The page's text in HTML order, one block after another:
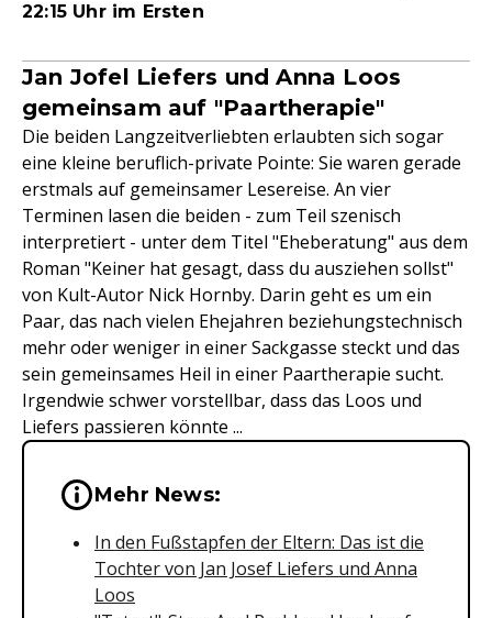
22:15 Uhr im Ersten
Jan Jofel Liefers und Anna Loos
gemeinsam auf "Paartherapie"
Die beiden Langzeitverliebten erlaubten sich sogar
eine kleine beruflich-private Pointe: Sie waren gerade
erstmals auf gemeinsamer Lesereise. An vier
Terminen lasen die beiden - zum Teil szenisch
interpretiert - unter dem Titel "Eheberatung" aus dem
Roman "Keiner hat gesagt, dass du ausziehen sollst"
von Kult-Autor Nick Hornby. Darin geht es um ein
Paar, das nach vielen Ehejahren beziehungstechnisch
mehr oder weniger in einer Sackgasse steckt und das
sein gemeinsames Heil in einer Paartherapie sucht.
Irgendwie schwer vorstellbar, dass das Loos und
Liefers passieren könnte ...
Wichtige Hinweise &
Mehr News:
In den Fußstapfen der Eltern: Das ist die
Tochter von Jan Josef Liefers und Anna
Loos